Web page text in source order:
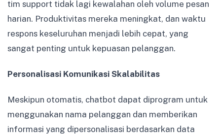
tim support tidak lagi kewalahan oleh volume pesan
harian. Produktivitas mereka meningkat, dan waktu
respons keseluruhan menjadi lebih cepat, yang
sangat penting untuk kepuasan pelanggan.
Personalisasi Komunikasi Skalabilitas
Meskipun otomatis, chatbot dapat diprogram untuk
menggunakan nama pelanggan dan memberikan
informasi yang dipersonalisasi berdasarkan data